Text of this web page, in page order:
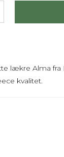
lækre Alma fra
kvalitet.